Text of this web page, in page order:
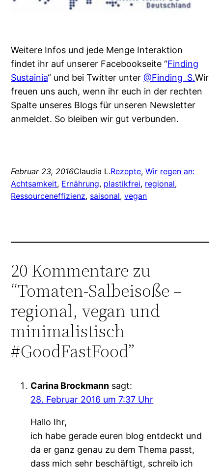
Weitere Infos und jede Menge Interaktion
findet ihr auf unserer Facebookseite “Finding
Sustainia“ und bei Twitter unter@Finding_S.Wir
freuen uns auch, wenn ihr euch in der rechten
Spalte unseres Blogs für unseren Newsletter
anmeldet. So bleiben wir gut verbunden.
Februar 23, 2016Claudia L.Rezepte, Wir regen an:
Achtsamkeit, Ernährung, plastikfrei, regional
Ressourceneffizienz, saisonal, vegan
20 Kommentare zu
“Tomaten-Salbeisoße –
regional, vegan und
minimalistisch
#GoodFastFood”
Carina Brockmann sagt:
28. Februar 2016 um 7:37 Uhr
Hallo Ihr,
ich habe gerade euren blog entdeckt und
da er ganz genau zu dem Thema passt,
dass mich sehr beschäftigt, schreib ich